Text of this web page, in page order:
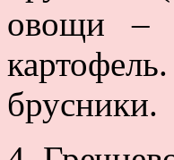
овощи –
брусники.